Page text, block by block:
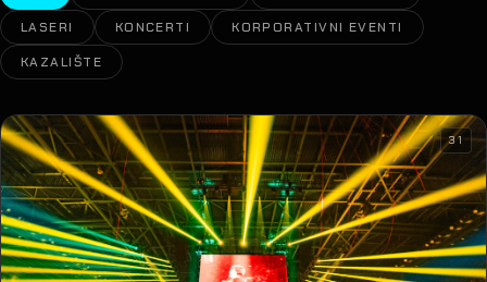
LASERI
KONCERTI
KORPORATIVNI EVENTI
KAZALIŠTE
31